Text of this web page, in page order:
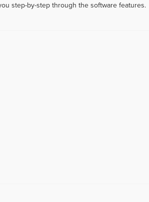
step-by-step through the software features.